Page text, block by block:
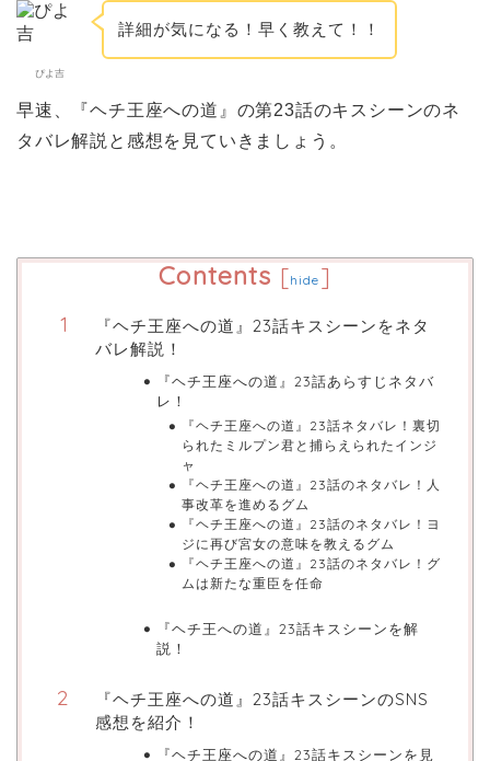
ぴよ吉
詳細が気になる！早く教えて！！
早速、『ヘチ王座への道』の第23話のキスシーンのネ
タバレ解説と感想を見ていきましょう。
Contents [hide ]
『ヘチ王座への道』23話キスシーンをネタ
バレ解説！
『ヘチ王座への道』23話あらすじネタバ
レ！
『ヘチ王座への道』23話ネタバレ！裏切
られたミルプン君と捕らえられたインジ
ャ
『ヘチ王座への道』23話のネタバレ！人
事改革を進めるグム
『ヘチ王座への道』23話のネタバレ！ヨ
ジに再び宮女の意味を教えるグム
『ヘチ王座への道』23話のネタバレ！グ
ムは新たな重臣を任命
『ヘチ王への道』23話キスシーンを解
説！
『ヘチ王座への道』23話キスシーンのSNS
感想を紹介！
『ヘチ王座への道』23話キスシーンを見